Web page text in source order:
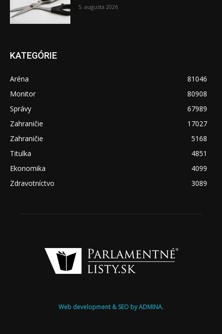
5. augusta 2026
KATEGÓRIE
Aréna
81046
Monitor
80908
Správy
67989
Zahraničie
17027
Zahraničie
5168
Titulka
4851
Ekonomika
4099
Zdravotníctvo
3089
Web development & SEO by ADMINA.